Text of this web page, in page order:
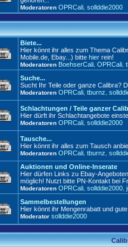
Moderatoren OPRCali sollddie2000
Biete...
Hier könnt ihr alles zum Thema
Mobile.de, Ebay...) bitte hier rein!
Moderatoren BoehserCali OPRCali
Suche...
Sucht Ihr Teile oder ganze Calibra?
Moderatoren OPRCali tburnz
Schlachtungen / Teile ganzer
Hier dürft ihr Schlachtangebote
Moderatoren OPRCali sollddie2000
Tausche...
Hier könnt ihr alles zum Tausch
Moderatoren OPRCali tburnz
Auktionen und Online-Inserate
Hier dürfen Links zu Ebay-
möglich! Nutzt bitte PN-Kontakt bei
Moderatoren OPRCali sollddie2000
Sammelbestellungen
Hier könnt ihr Mengenrabatt und
Moderator sollddie2000